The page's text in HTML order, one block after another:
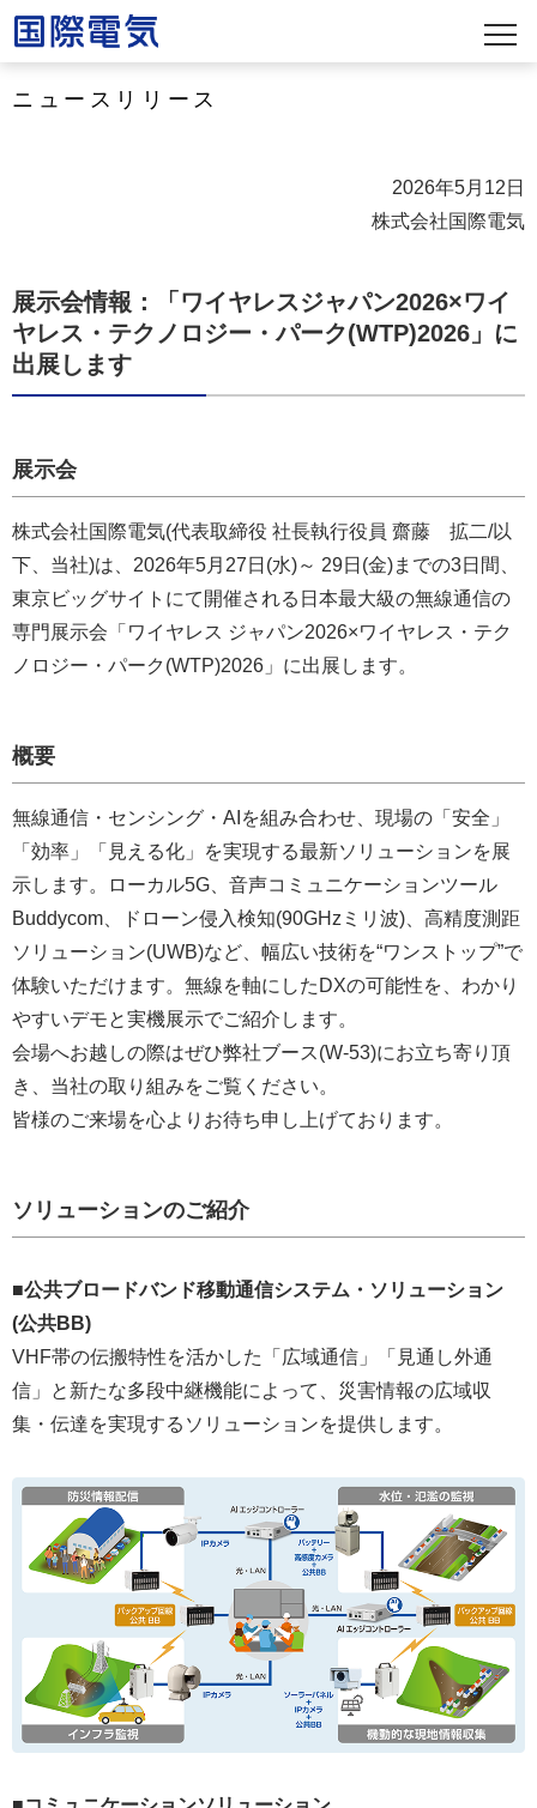
ニュースリリース
2026年5月12日
株式会社国際電気
展示会情報：「ワイヤレスジャパン2026×ワイ
ヤレス・テクノロジー・パーク(WTP)2026」に
出展します
展示会
株式会社国際電気(代表取締役 社長執行役員 齋藤 拡二/以
下、当社)は、2026年5月27日(水)～ 29日(金)までの3日間、
東京ビッグサイトにて開催される日本最大級の無線通信の
専門展示会「ワイヤレス ジャパン2026×ワイヤレス・テク
ノロジー・パーク(WTP)2026」に出展します。
概要
無線通信・センシング・AIを組み合わせ、現場の「安全」
「効率」「見える化」を実現する最新ソリューションを展
示します。ローカル5G、音声コミュニケーションツール
Buddycom、ドローン侵入検知(90GHzミリ波)、高精度測距
ソリューション(UWB)など、幅広い技術を“ワンストップ”で
体験いただけます。無線を軸にしたDXの可能性を、わかり
やすいデモと実機展示でご紹介します。
会場へお越しの際はぜひ弊社ブース(W-53)にお立ち寄り頂
き、当社の取り組みをご覧ください。
皆様のご来場を心よりお待ち申し上げております。
ソリューションのご紹介
■公共ブロードバンド移動通信システム・ソリューション
(公共BB)
VHF帯の伝搬特性を活かした「広域通信」「見通し外通
信」と新たな多段中継機能によって、災害情報の広域収
集・伝達を実現するソリューションを提供します。